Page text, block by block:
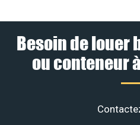
Besoin de louer
ou conteneur